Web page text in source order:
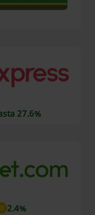
27.6%
2.4%